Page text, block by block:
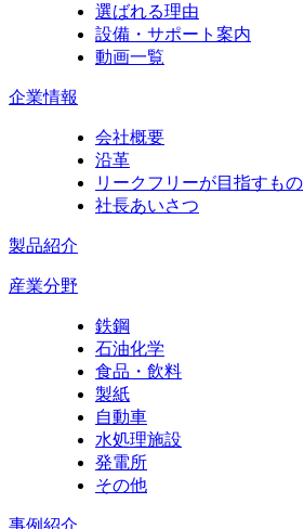
選ばれる理由
設備・サポート案内
動画一覧
企業情報
会社概要
沿革
リークフリーが目指すもの
社長あいさつ
製品紹介
産業分野
鉄鋼
石油化学
食品・飲料
製紙
自動車
水処理施設
発電所
その他
事例紹介